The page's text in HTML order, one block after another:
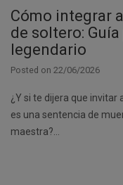
Cómo integrar
de soltero:
legendario
Posted on 22/06/2026
¿Y si te dijera que invitar
es una sentencia de
maestra?…